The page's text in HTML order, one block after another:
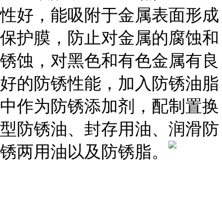
性好，能吸附于金属表面形成
保护膜，防止对金属的腐蚀和
锈蚀，对黑色和有色金属有良
好的防锈性能，加入防锈油脂
中作为防锈添加剂，配制置换
型防锈油、封存用油、润滑防
锈两用油以及防锈脂。